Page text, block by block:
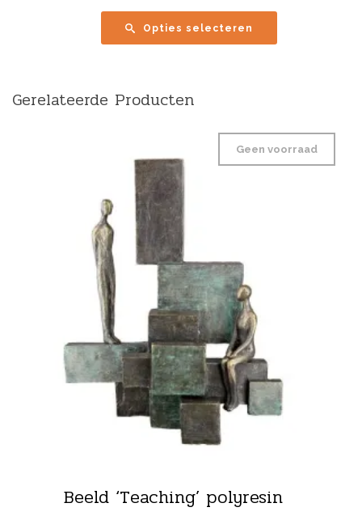
Opties selecteren
Gerelateerde Producten
Beeld ‘Teaching’ polyresin
Geen voorraad